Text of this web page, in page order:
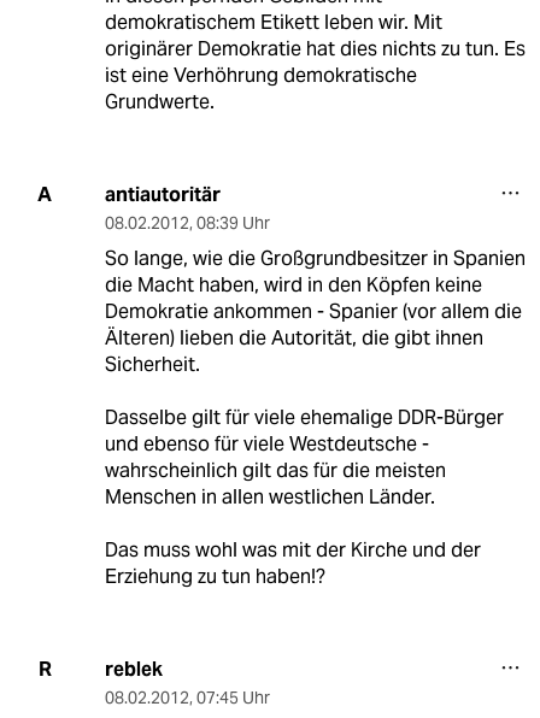
demokratischem Etikett leben wir. Mit
originärer Demokratie hat dies nichts zu tun. Es
ist eine Verhöhrung demokratische
Grundwerte.
A antiautoritär
08.02.2012, 08:39 Uhr
So lange, wie die Großgrundbesitzer in Spanien
die Macht haben, wird in den Köpfen keine
Demokratie ankommen - Spanier (vor allem die
Älteren) lieben die Autorität, die gibt ihnen
Sicherheit.
Dasselbe gilt für viele ehemalige DDR-Bürger
und ebenso für viele Westdeutsche -
wahrscheinlich gilt das für die meisten
Menschen in allen westlichen Länder.
Das muss wohl was mit der Kirche und der
Erziehung zu tun haben!?
R reblek
08.02.2012, 07:45 Uhr